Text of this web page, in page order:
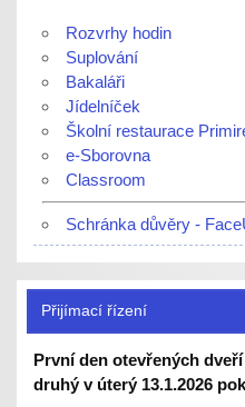
Rozvrhy hodin
Suplování
Bakaláři
Jídelníček
Školní restaurace
e-Sborovna
Classroom
Schránka důvěry -
Přijímací řízení
První den otevřených
druhý v úterý 13.1.2026